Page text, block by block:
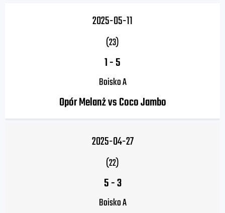
2025-05-11
(23)
1-5
Boisko A
Opór Melanż vs Coco Jambo
2025-04-27
(22)
5-3
Boisko A